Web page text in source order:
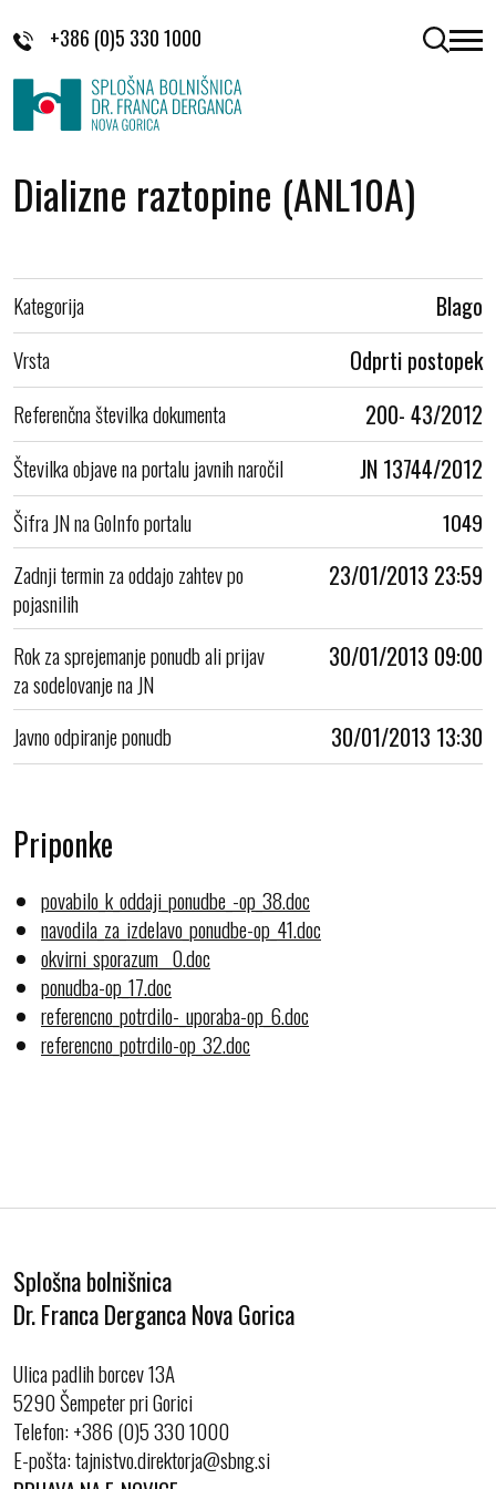
+386 (0)5 330 1000 odpri
Dializne raztopine (ANL10A)
Kategorija Blago
Vrsta Odprti postopek
Referenčna številka dokumenta 200- 43/2012
Številka objave na portalu javnih naročil JN 13744/2012
Šifra JN na GoInfo portalu
1049
Zadnji termin za oddajo zahtev po
pojasnilih
23/01/2013 23:59
Rok za sprejemanje ponudb ali prijav
za sodelovanje na JN
30/01/2013 09:00
Javno odpiranje ponudb 30/01/2013 13:30
Priponke
povabilo_k_oddaji_ponudbe_-op_38.doc
navodila_za_izdelavo_ponudbe-op_41.doc
okvirni_sporazum__0.doc
ponudba-op_17.doc
referencno_potrdilo-_uporaba-op_6.doc
referencno_potrdilo-op_32.doc
Splošna bolnišnica
Dr. Franca Derganca Nova Gorica
Ulica padlih borcev 13A
5290 Šempeter pri Gorici
Telefon:+386 (0)5 330 1000
E-pošta: